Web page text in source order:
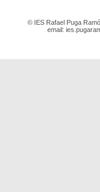
© IES Rafael Puga
email: